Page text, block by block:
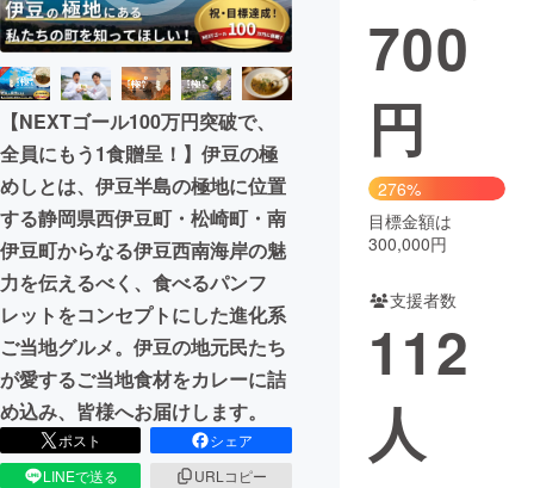
ビジネス・起業 チャレンジ
まちづくり・地域活性化
CAMPFIRE for Social Good
CAMPFIRE Creation
CAMPFIREふるさと納税machi-ya コミュニティ
【NEXTゴール100万円突破で、
全員にもう1食贈呈！】伊豆の極
めしとは、伊豆半島の極地に位置
する静岡県西伊豆町・松崎町・南
伊豆町からなる伊豆西南海岸の魅
力を伝えるべく、食べるパンフ
レットをコンセプトにした進化系
ご当地グルメ。伊豆の地元民たち
が愛するご当地食材をカレーに詰
め込み、皆様へお届けします。
ポスト
シェア
LINEで送る
URLコピー
700
円
276%
目標金額は
300,000円
支援者数
112
人